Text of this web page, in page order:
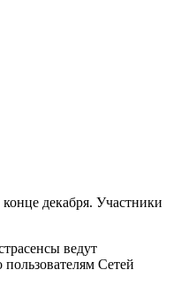
декабря. Участники
ведут
Сетей